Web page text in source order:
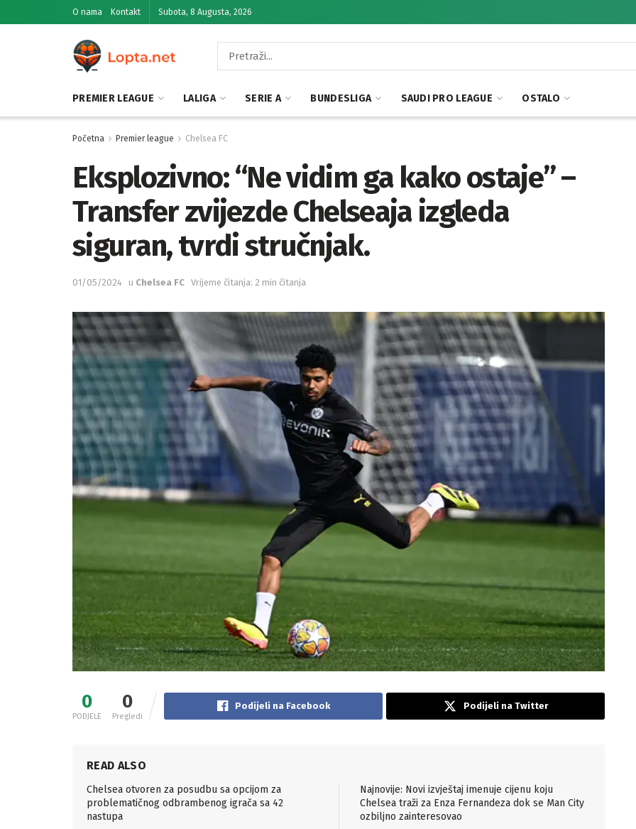
O nama Kontakt Subota, 8 Augusta, 2026
PREMIER LEAGUE LALIGA SERIE A BUNDESLIGA SAUDI PRO LEAGUE OSTALO
Početna Premier league Chelsea FC
Eksplozivno: “Ne vidim ga kako ostaje” –
Transfer zvijezde Chelseaja izgleda
siguran, tvrdi stručnjak.
01/05/2024 u Chelsea FC Vrijeme čitanja: 2 min čitanja
0
PODJELE
0
Pregledi
Podijeli na Facebook Podijeli na Twitter
READ ALSO
Chelsea otvoren za posudbu sa opcijom za
problematičnog odbrambenog igrača sa 42
nastupa
Najnovije: Novi izvještaj imenuje cijenu koju
Chelsea traži za Enza Fernandeza dok se Man City
ozbiljno zainteresovao